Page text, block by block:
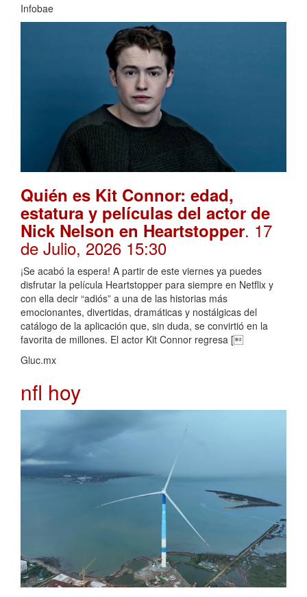
Infobae
Quién es Kit Connor: edad,
estatura y películas del actor de
Nick Nelson en Heartstopper. 17
de Julio, 2026 15:30
¡Se acabó la espera! A partir de este viernes ya puedes
disfrutar la película Heartstopper para siempre en Netflix y
con ella decir “adiós” a una de las historias más
emocionantes, divertidas, dramáticas y nostálgicas del
catálogo de la aplicación que, sin duda, se convirtió en la
favorita de millones. El actor Kit Connor regresa [
Gluc.mx
nfl hoy